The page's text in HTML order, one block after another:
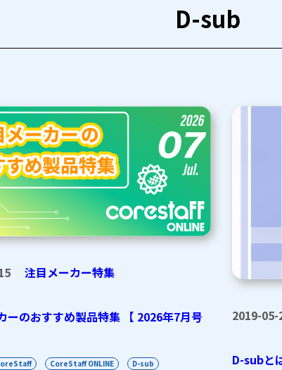
D-sub
注目メーカー特集
ーのおすすめ製品特集 【 2026年7月号
CoreStaff ONLINE
D-sub
2019-05-
D-subと